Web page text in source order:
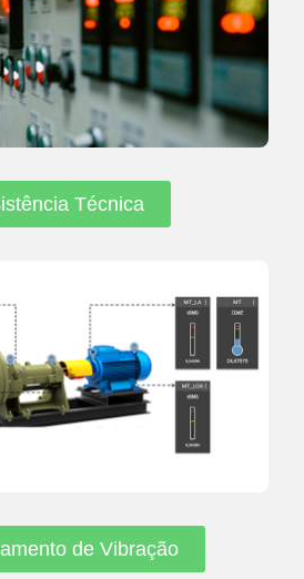
Técnica
de Vibração